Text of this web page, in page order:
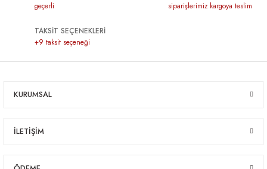
geçerli
siparişlerimiz kargoya teslim
TAKSİT SEÇENEKLERİ
+9 taksit seçeneği
KURUMSAL
İLETİŞİM